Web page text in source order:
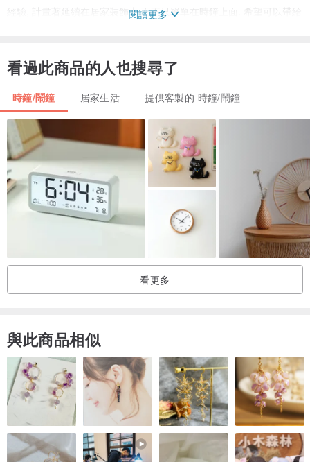
經驗, 計畫著延續在居家裝飾上,而不只單單在時鐘上面. 希望可以帶給
有時設計時鐘賣給客人, 挑中了是我們的肯定與幸運.
有時客人丟設計,我們開發與製造,這是一種成就.
就這樣慢慢的累積一手對於時鐘的熟悉感與熱忱!
終於我們有了一個機會,建立了自己的品牌
不氣餒的要朝夢想前進 對吧!
閱讀更多
看過此商品的人也搜尋了
時鐘/鬧鐘 居家生活 提供客製的 時鐘/鬧鐘
看更多
與此商品相似